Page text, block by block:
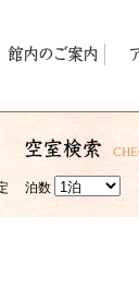
館内のご案内
空室検索
泊数